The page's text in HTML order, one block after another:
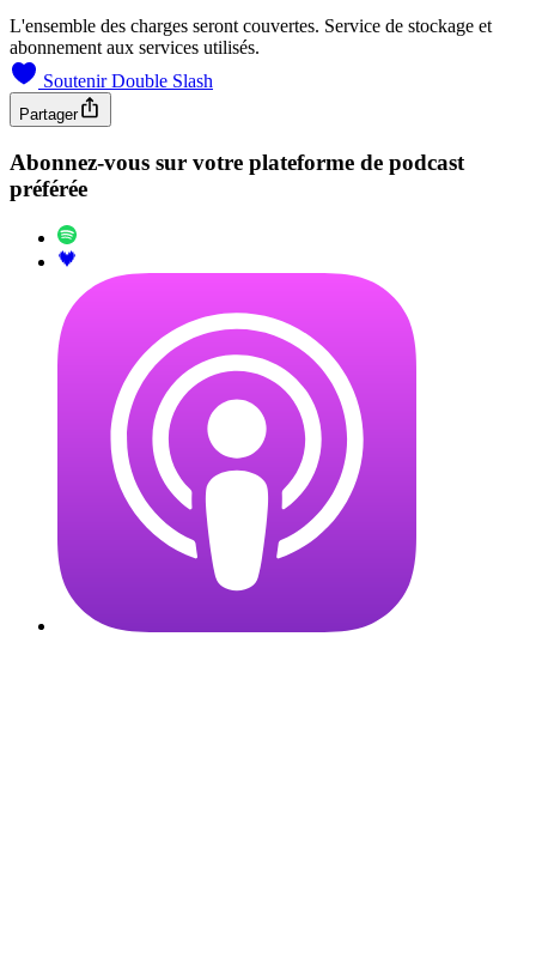
L'ensemble des charges seront couvertes. Service de stockage et
abonnement aux services utilisés.
Soutenir Double Slash
Partager
Abonnez-vous sur votre plateforme de podcast
préférée